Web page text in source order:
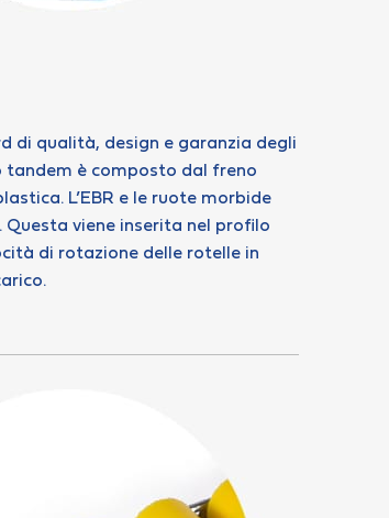
di qualità, design e garanzia degli
tandem è composto dal freno
L’EBR e le ruote morbide
viene inserita nel profilo
di rotazione delle rotelle in